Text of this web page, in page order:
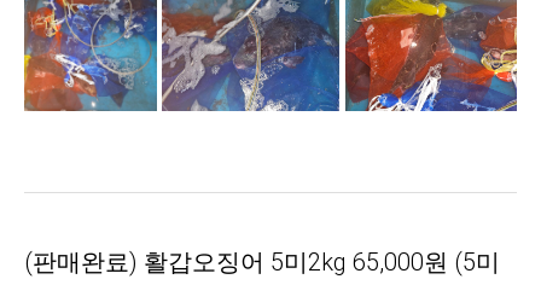
(판매완료) 활갑오징어 5미2kg 65,000원 (5미